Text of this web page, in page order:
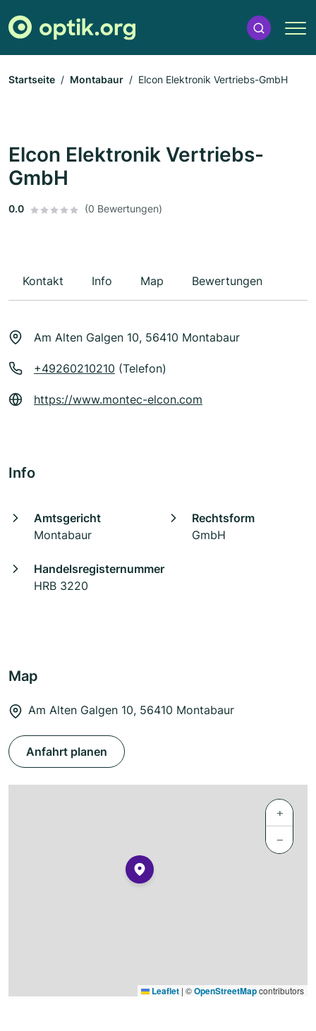
Startseite Montabaur Elcon Elektronik Vertriebs-GmbH
Elcon Elektronik Vertriebs-
GmbH
0.0 (0 Bewertungen)
Kontakt Info Map Bewertungen
Am Alten Galgen 10, 56410 Montabaur
+49260210210 (Telefon)
https://www.montec-elcon.com
Info
Amtsgericht
Montabaur
Rechtsform
GmbH
Handelsregisternummer
HRB 3220
Map
Am Alten Galgen 10, 56410 Montabaur
Anfahrt planen
+
−
Leaflet | ©OpenStreetMapcontributors